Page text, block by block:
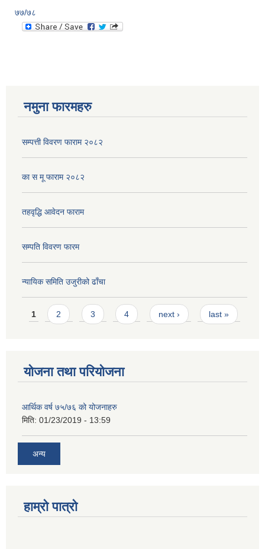
७७/७८
नमुना फारमहरु
सम्पत्ती विवरण फाराम २०८२
का स मू फाराम २०८२
तहवृद्धि आवेदन फाराम
सम्पति विवरण फारम
न्यायिक समिति उजुरीको ढाँचा
Pages
1 2 3 4 next › last »
योजना तथा परियोजना
आर्थिक वर्ष ७५/७६ को योजनाहरु
मिति: 01/23/2019 - 13:59
अन्य
हाम्रो पात्रो